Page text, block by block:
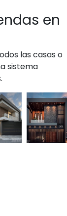
en
las casas o
sistema